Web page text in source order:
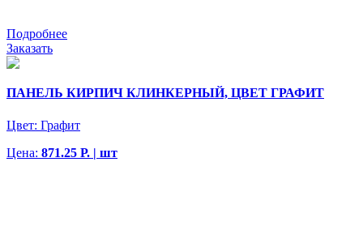
Подробнее
Заказать
ПАНЕЛЬ КИРПИЧ КЛИНКЕРНЫЙ, ЦВЕТ ГРАФИТ
Цвет: Графит
Цена: 871.25 Р. | шт